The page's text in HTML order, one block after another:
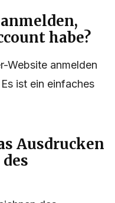
habe?
Website anmelden
ist ein einfaches
Ausdrucken